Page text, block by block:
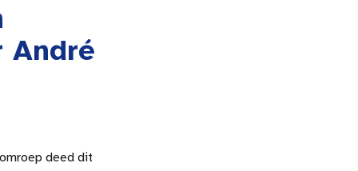
André
deed dit